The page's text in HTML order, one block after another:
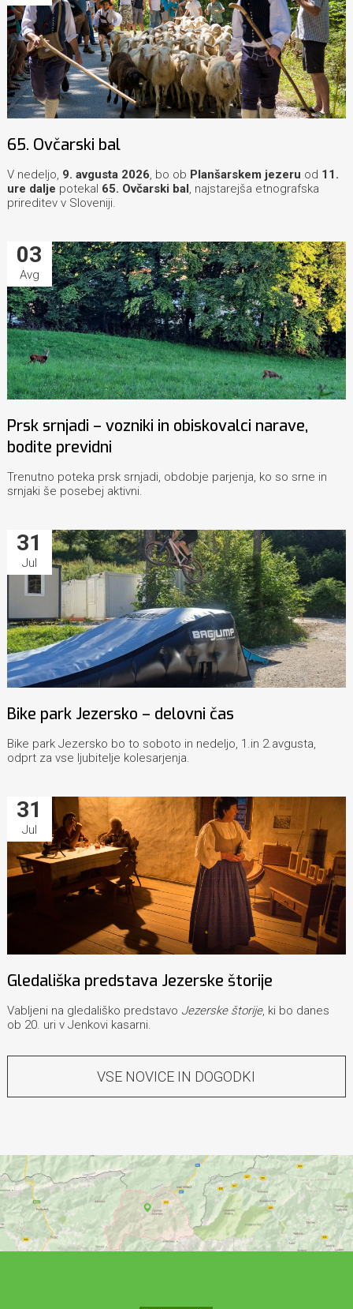
65. Ovčarski bal
V nedeljo, 9. avgusta 2026, bo ob Planšarskem jezeru od 11.
ure dalje potekal 65. Ovčarski bal , najstarejša etnografska
prireditev v Sloveniji.
03
Avg
Prsk srnjadi – vozniki in obiskovalci narave,
bodite previdni
Trenutno poteka prsk srnjadi, obdobje parjenja, ko so srne in
srnjaki še posebej aktivni.
31
Jul
Bike park Jezersko – delovni čas
Bike park Jezersko bo to soboto in nedeljo, 1.in 2.avgusta,
odprt za vse ljubitelje kolesarjenja.
31
Jul
Gledališka predstava Jezerske štorije
Vabljeni na gledališko predstavo Jezerske štorije, ki bo danes
ob 20. uri v Jenkovi kasarni.
VSE NOVICE IN DOGODKI